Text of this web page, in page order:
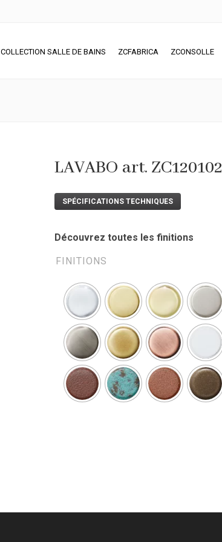
COLLECTION SALLE DE BAINS ZCFABRICA ZCONSOLLE
LAVABO art. ZC120102
SPÉCIFICATIONS TECHNIQUES
Découvrez toutes les finitions
FINITIONS